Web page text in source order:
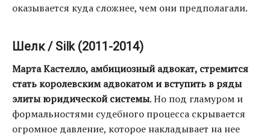
оказывается куда сложнее, чем они предполагали.
Шелк / Silk (2011-2014)
Марта Кастелло, амбициозный адвокат, стремится
стать королевским адвокатом и вступить в ряды
элиты юридической системы. Но под гламуром и
формальностями судебного процесса скрывается
огромное давление, которое накладывает на нее